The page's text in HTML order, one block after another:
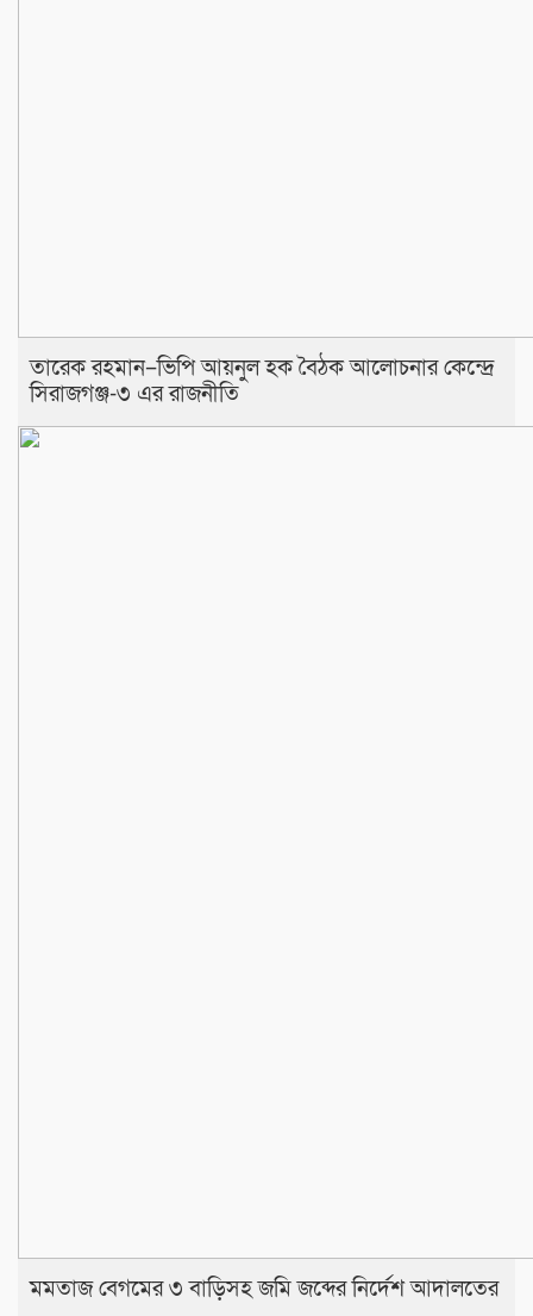
তারেক রহমান–ভিপি আয়নুল হক বৈঠক আলোচনার কেন্দ্রে
সিরাজগঞ্জ-৩ এর রাজনীতি
মমতাজ বেগমের ৩ বাড়িসহ জমি জব্দের নির্দেশ আদালতের